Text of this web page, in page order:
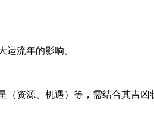
流年的影响。
资源、机遇）等，需结合其吉凶